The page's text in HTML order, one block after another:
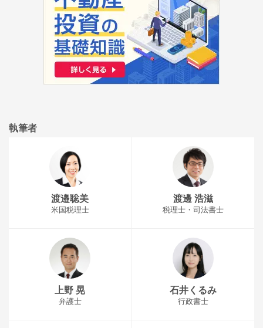
執筆者
渡邉聡美
米国税理士
渡邊 浩滋
税理士・司法書士
上野 晃
弁護士
石井くるみ
行政書士